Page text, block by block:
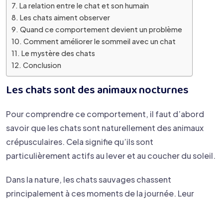
La relation entre le chat et son humain
Les chats aiment observer
Quand ce comportement devient un problème
Comment améliorer le sommeil avec un chat
Le mystère des chats
Conclusion
Les chats sont des animaux nocturnes
Pour comprendre ce comportement, il faut d’abord
savoir que les chats sont naturellement des animaux
crépusculaires. Cela signifie qu’ils sont
particulièrement actifs au lever et au coucher du soleil.
Dans la nature, les chats sauvages chassent
principalement à ces moments de la journée. Leur